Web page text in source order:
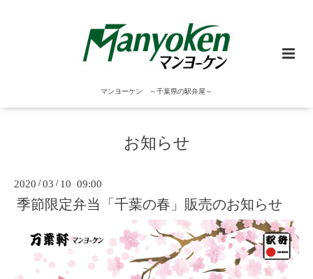
マンヨーケン ～千葉県の駅弁屋～
お知らせ
2020 /03 / 10 09:00
季節限定弁当「千葉の春」販売のお知らせ